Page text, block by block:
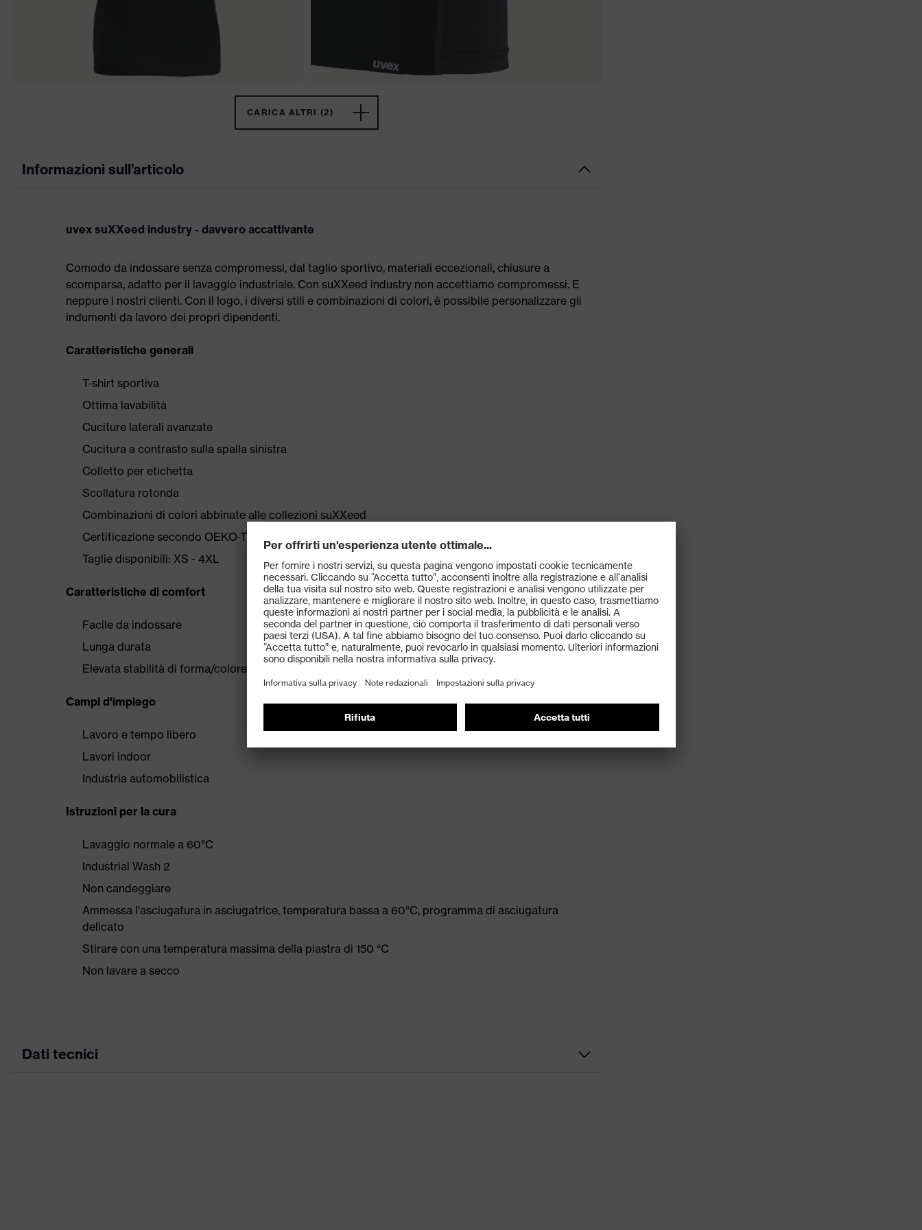
CARICA ALTRI (2)
Informazioni sull’articolo
uvex suXXeed industry - davvero accattivante
Comodo da indossare senza compromessi, dal taglio sportivo, materiali eccezionali, chiusure a
scomparsa, adatto per il lavaggio industriale. Con suXXeed industry non accettiamo compromessi. E
neppure i nostri clienti. Con il logo, i diversi stili e combinazioni di colori, è possibile personalizzare gli
indumenti da lavoro dei propri dipendenti.
Caratteristiche generali
T-shirt sportiva
Ottima lavabilità
Cuciture laterali avanzate
Cucitura a contrasto sulla spalla sinistra
Colletto per etichetta
Scollatura rotonda
Combinazioni di colori abbinate alle collezioni suXXeed
Certificazione secondo OEKO-TEX® Standard 100
Taglie disponibili: XS - 4XL
Caratteristiche di comfort
Facile da indossare
Lunga durata
Elevata stabilità di forma/colore
Campi d'impiego
Lavoro e tempo libero
Lavori indoor
Industria automobilistica
Istruzioni per la cura
Lavaggio normale a 60°C
Industrial Wash 2
Non candeggiare
Ammessa l'asciugatura in asciugatrice, temperatura bassa a 60°C, programma di asciugatura
delicato
Stirare con una temperatura massima della piastra di 150 °C
Non lavare a secco
Dati tecnici